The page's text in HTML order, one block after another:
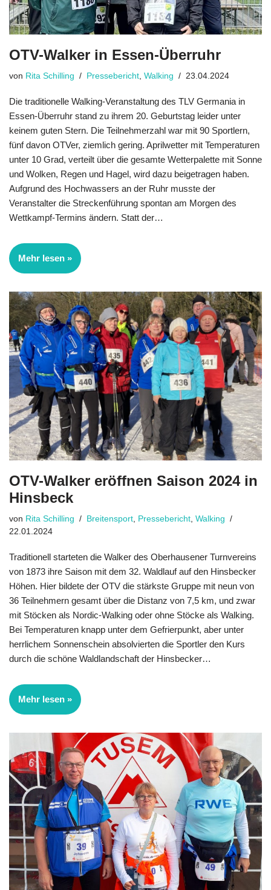
OTV-Walker in Essen-Überruhr
von Rita Schilling Pressebericht, Walking 23.04.2024
Die traditionelle Walking-Veranstaltung des TLV Germania in
Essen-Überruhr stand zu ihrem 20. Geburtstag leider unter
keinem guten Stern. Die Teilnehmer­zahl war mit 90 Sportlern,
fünf davon OTVer, ziemlich gering. Aprilwetter mit Temperaturen
unter 10 Grad, verteilt über die gesamte Wetterpalette mit Sonne
und Wolken, Regen und Hagel, wird dazu beigetragen haben.
Aufgrund des Hochwassers an der Ruhr musste der
Veranstalter die Strecken­führung spontan am Morgen des
Wettkampf-Termins ändern. Statt der…
Mehr lesen »
OTV-Walker eröffnen Saison 2024 in
Hinsbeck
von Rita Schilling Breitensport, Pressebericht, Walking
22.01.2024
Traditionell starteten die Walker des Oberhausener Turnvereins
von 1873 ihre Saison mit dem 32. Waldlauf auf den Hinsbecker
Höhen. Hier bildete der OTV die stärkste Gruppe mit neun von
36 Teilnehmern gesamt über die Distanz von 7,5 km, und zwar
mit Stöcken als Nordic-Walking oder ohne Stöcke als Walking.
Bei Temperaturen knapp unter dem Gefrierpunkt, aber unter
herrlichem Sonnen­schein absolvierten die Sportler den Kurs
durch die schöne Waldlandschaft der Hinsbecker…
Mehr lesen »